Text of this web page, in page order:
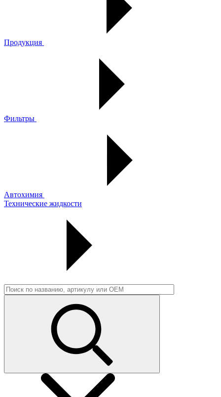
Продукция
Фильтры
Автохимия
Технические жидкости